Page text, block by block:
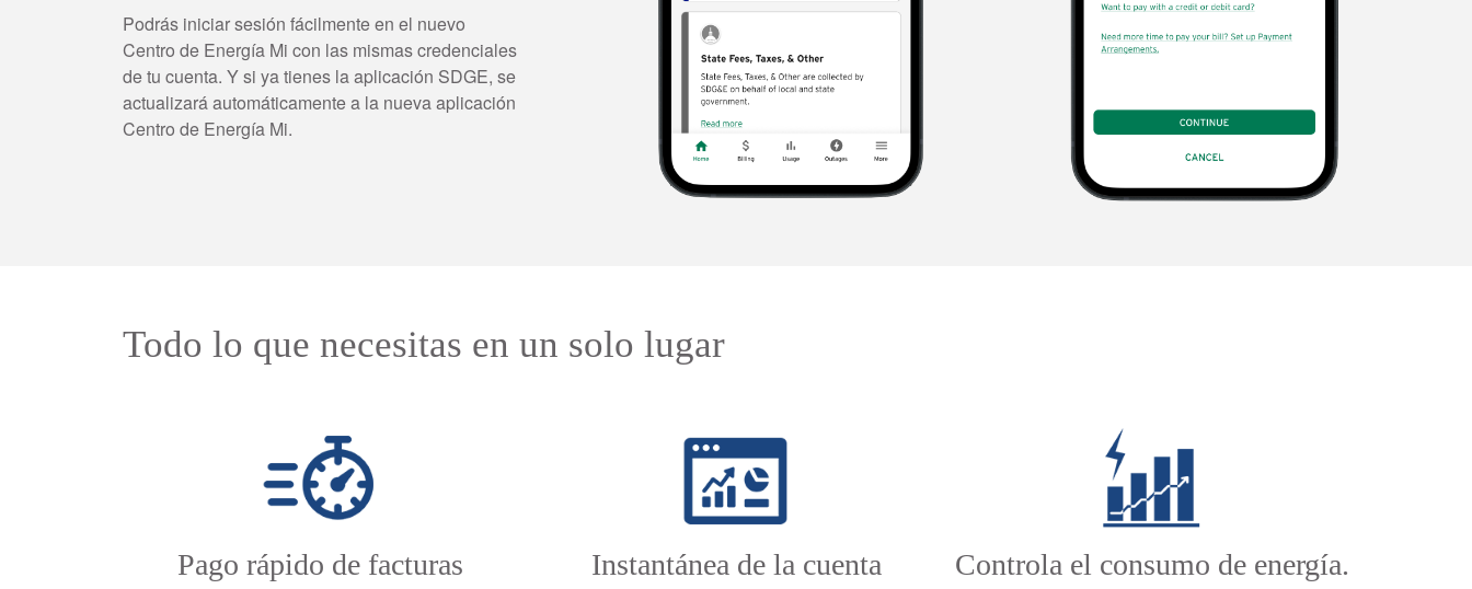
Podrás iniciar sesión fácilmente en el nuevo
Centro de Energía Mi con las mismas credenciales
de tu cuenta. Y si ya tienes la aplicación SDGE, se
actualizará automáticamente a la nueva aplicación
Centro de Energía Mi.
Todo lo que necesitas en un solo lugar
Pago rápido de facturas Instantánea de la cuenta Controla el consumo de energía.